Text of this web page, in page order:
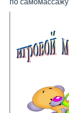
по самомассажу